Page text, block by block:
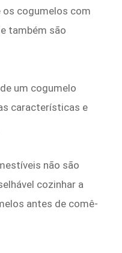
os cogumelos com
também são
um cogumelo
características e
não são
cozinhar a
antes de comê-